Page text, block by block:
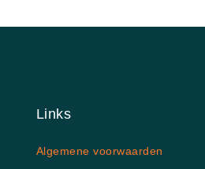
Links
Algemene voorwaarden